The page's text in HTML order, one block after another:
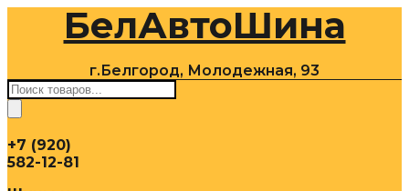
содержимомуБелАвтоШина
г.Белгород, Молодежная, 93
Поиск
товаров
+7 (920)
582-12-81